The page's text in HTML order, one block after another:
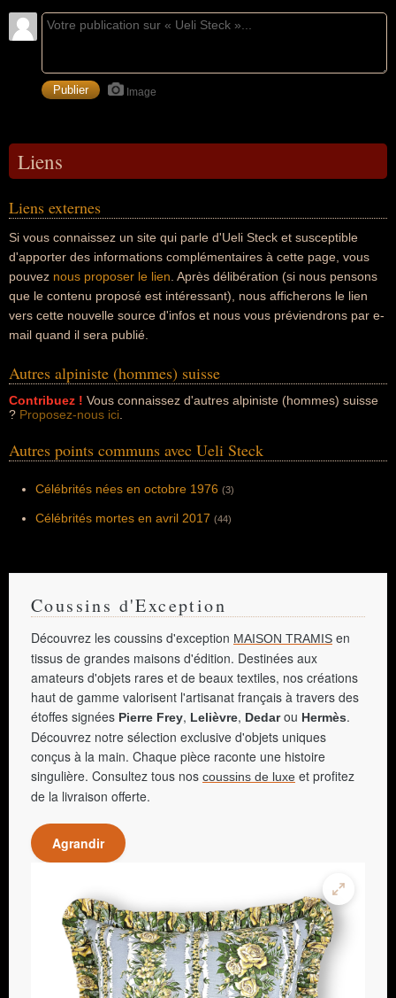
Image
Liens
Liens externes
Si vous connaissez un site qui parle d'Ueli Steck et susceptible
d'apporter des informations complémentaires à cette page, vous
pouvez nous proposer le lien . Après délibération (si nous pensons
que le contenu proposé est intéressant), nous afficherons le lien
vers cette nouvelle source d'infos et nous vous préviendrons par e-
mail quand il sera publié.
Autres alpiniste (hommes) suisse
Contribuez ! Vous connaissez d'autres alpiniste (hommes) suisse
? Proposez-nous ici
Autres points communs avec Ueli Steck
Célébrités nées en octobre 1976 (3)
Célébrités mortes en avril 2017 (44)
Coussins d'Exception
Découvrez les coussins d'exception MAISON TRAMIS en
tissus de grandes maisons d'édition. Destinées aux
amateurs d'objets rares et de beaux textiles, nos créations
haut de gamme valorisent l'artisanat français à travers des
étoffes signées Pierre Frey, Lelièvre, Dedarou Hermès.
Découvrez notre sélection exclusive d'objets uniques
conçus à la main. Chaque pièce raconte une histoire
singulière. Consultez tous nos coussins de luxe et profitez
de la livraison offerte.
Agrandir